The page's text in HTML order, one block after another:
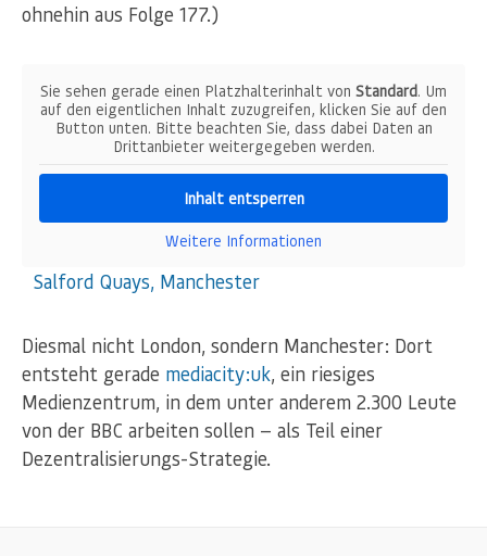
ohnehin aus Folge 177.)
Sie sehen gerade einen Platzhalterinhalt von Standard. Um
auf den eigentlichen Inhalt zuzugreifen, klicken Sie auf den
Button unten. Bitte beachten Sie, dass dabei Daten an
Drittanbieter weitergegeben werden.
Inhalt entsperren
Weitere Informationen
Salford Quays, Manchester
Diesmal nicht London, sondern Manchester: Dort
entsteht gerade mediacity:uk, ein riesiges
Medienzentrum, in dem unter anderem 2.300 Leute
von der BBC arbeiten sollen — als Teil einer
Dezentralisierungs-Strategie.